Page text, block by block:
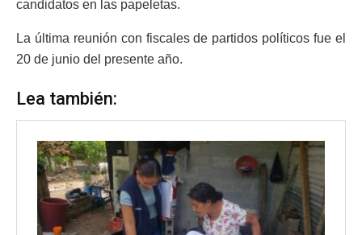
candidatos en las papeletas.
La última reunión con fiscales de partidos políticos fue el
20 de junio del presente año.
Lea también: